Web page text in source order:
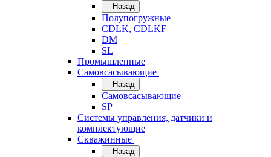
Назад
Полупогружные
CDLK, CDLKF
DM
SL
Промышленные
Самовсасывающие
Назад
Самовсасывающие
SP
Системы управления, датчики и
комплектующие
Скважинные
Назад